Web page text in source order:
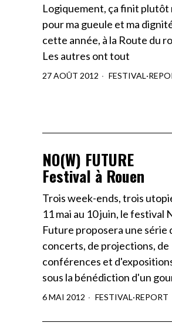
Logiquement, ça finit plutôt
pour ma gueule et ma
cette année, à la Route du
Les autres ont tout
27 AOÛT 2012 FESTIVAL·
NO(W) FUTURE
Festival à Rouen
Trois week-ends, trois
11 mai au 10 juin, le festival
Future proposera une série
concerts, de projections, de
conférences et
sous la bénédiction d'un
6 MAI 2012 FESTIVAL·REPORT